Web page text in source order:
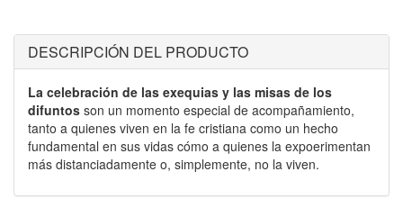
DESCRIPCIÓN DEL PRODUCTO
La celebración de las exequias y las misas de los
difuntos son un momento especial de acompañamiento,
tanto a quienes viven en la fe cristiana como un hecho
fundamental en sus vidas cómo a quienes la expoerimentan
más distanciadamente o, simplemente, no la viven.